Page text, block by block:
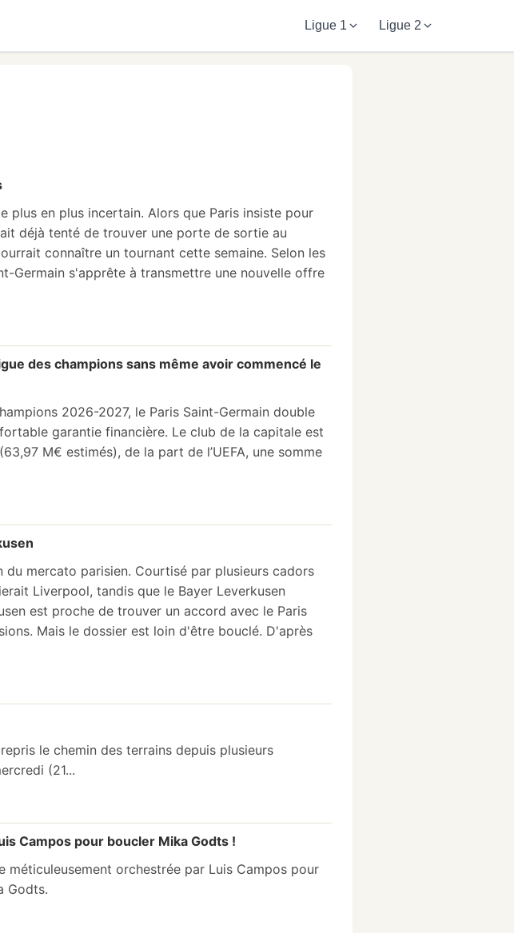
Ligue 1 Ligue 2
plus en plus incertain. Alors que Paris insiste pour
déjà tenté de trouver une porte de sortie au
connaître un tournant cette semaine. Selon les
Germain s'apprête à transmettre une nouvelle offre
des champions sans même avoir commencé le
2026-2027, le Paris Saint-Germain double
garantie financière. Le club de la capitale est
M€ estimés), de la part de l’UEFA, une somme
mercato parisien. Courtisé par plusieurs cadors
Liverpool, tandis que le Bayer Leverkusen
est proche de trouver un accord avec le Paris
Mais le dossier est loin d'être bouclé. D'après
le chemin des terrains depuis plusieurs
(21...
Campos pour boucler Mika Godts !
méticuleusement orchestrée par Luis Campos pour
Godts.